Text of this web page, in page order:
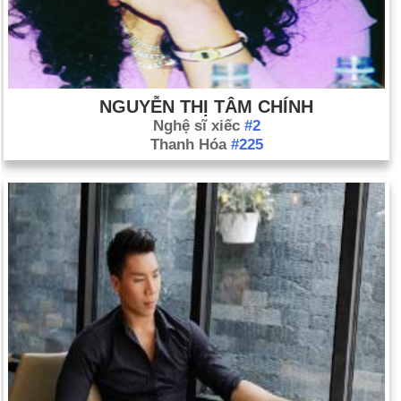
kêu gọi Iraq giải giáp vũ khí nếu không sẽ phải đối mặt với
"hậu quả nghiêm trọng". (Ngày 8 tháng 11).
Các thanh tra vũ khí của Liên Hợp Quốc trở lại Iraq (ngày 18
tháng 11).
Ngày sinh Phùng Minh Cương (26-5) trong lịch
Ngày 26-5 năm 1521:Các tác phẩm của nhà thần học người
Đức, Martin Luther đã bị cấm bởi sắc lệnh của Worms.
Ngày 26-5 năm 1868: Tổng thống Andrew Johnson đã tránh bị
kết án về tội danh "tội phạm cao và tội nhẹ" bằng một phiếu
bầu.
Ngày 26-5 năm 1940:Quân đội Đồng minh bắt đầu cuộc di tản
lớn của hải quân khỏi Dunkirk, Pháp, trong Thế chiến thứ hai.
Ngày 26-5 năm 1959:Pittsburgh Pirates ’Harvey Haddix đã
ném 12 hiệp hoàn hảo trước Milwaukee Braves trước khi
thua, 1–0, ở hiệp 13.
NGUYỄN THỊ TÂM CHÍNH
Nghệ sĩ xiếc #2
Thanh Hóa #225